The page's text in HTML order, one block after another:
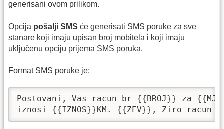
generisani ovom prilikom.
Opcija pošalji SMS će generisati SMS poruke za sve
stanare koji imaju upisan broj mobitela i koji imaju
uključenu opciju prijema SMS poruka.
Format SMS poruke je:
Postovani, Vas racun br {{BROJ}} za
iznosi {{IZNOS}}KM. {{ZEV}}, Ziro racun